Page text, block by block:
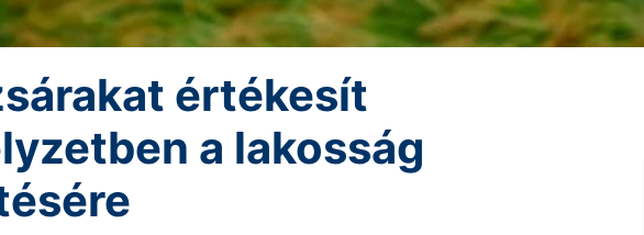
értékesít
a lakosság